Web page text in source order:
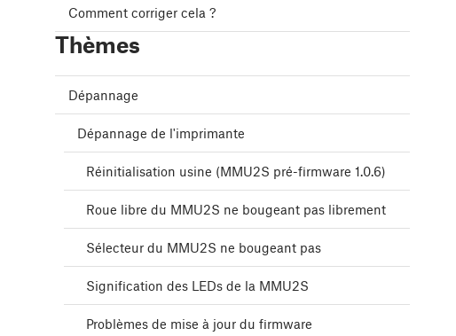
Comment corriger cela ?
Thèmes
Dépannage
Dépannage de l'imprimante
Réinitialisation usine (MMU2S pré-firmware 1.0.6)
Roue libre du MMU2S ne bougeant pas librement
Sélecteur du MMU2S ne bougeant pas
Signification des LEDs de la MMU2S
Problèmes de mise à jour du firmware